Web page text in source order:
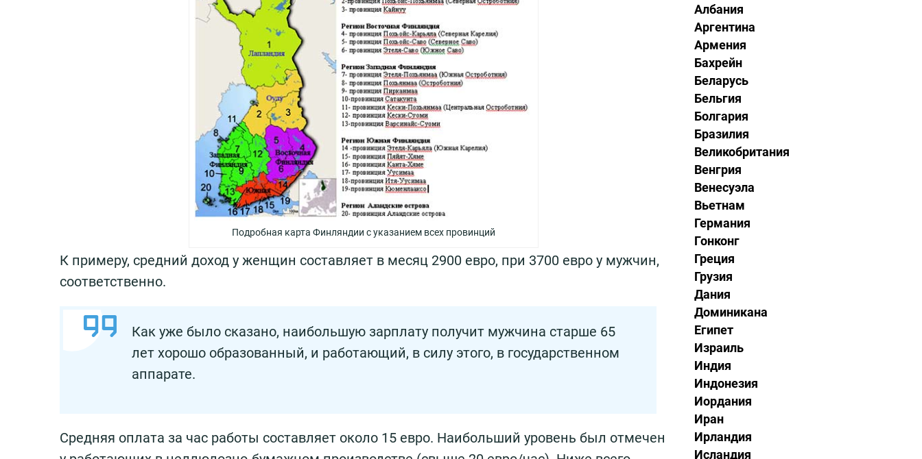
Подробная карта Финляндии с указанием всех провинций
К примеру, средний доход у женщин составляет в месяц 2900 евро, при 3700 евро у мужчин,
соответственно.
Как уже было сказано, наибольшую зарплату получит мужчина старше 65
лет хорошо образованный, и работающий, в силу этого, в государственном
аппарате.
Средняя оплата за час работы составляет около 15 евро. Наибольший уровень был отмечен
Албания
Аргентина
Армения
Бахрейн
Беларусь
Бельгия
Болгария
Бразилия
Великобритания
Венгрия
Венесуэла
Вьетнам
Германия
Гонконг
Греция
Грузия
Дания
Доминикана
Египет
Израиль
Индия
Индонезия
Иордания
Иран
Ирландия
Исландия